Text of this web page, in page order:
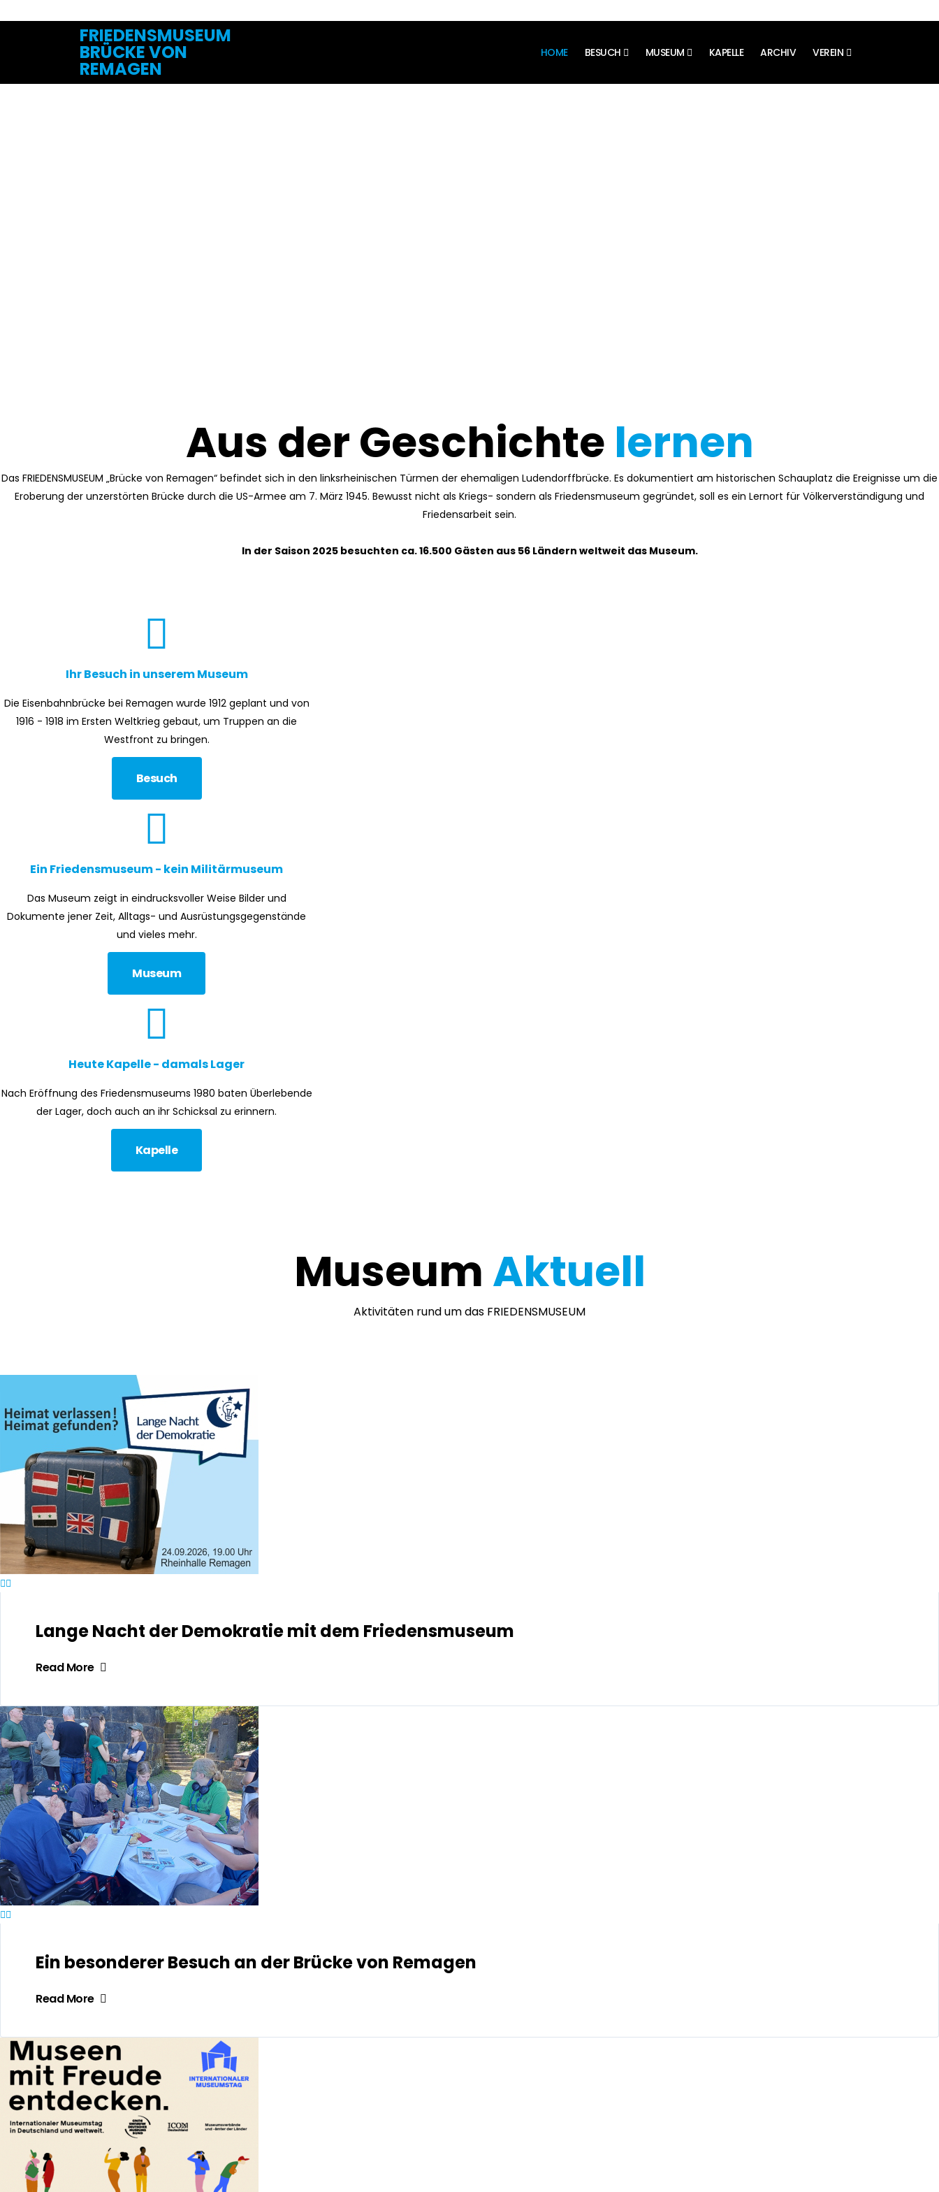
FRIEDENSMUSEUM
BRÜCKE VON
REMAGEN
HOME BESUCH MUSEUM KAPELLE ARCHIV VEREIN
VON DAMALS ...
Aus der Geschichte lernen
Das FRIEDENSMUSEUM „Brücke von Remagen“ befindet sich in den linksrheinischen Türmen der ehemaligen Ludendorffbrücke. Es dokumentiert am historischen Schauplatz die Ereignisse um die
Eroberung der unzerstörten Brücke durch die US-Armee am 7. März 1945. Bewusst nicht als Kriegs- sondern als Friedensmuseum gegründet, soll es ein Lernort für Völkerverständigung und
Friedensarbeit sein.
In der Saison 2025 besuchten ca. 16.500 Gästen aus 56 Ländern weltweit das Museum.
Ihr Besuch in unserem Museum
Die Eisenbahnbrücke bei Remagen wurde 1912 geplant und von
1916 - 1918 im Ersten Weltkrieg gebaut, um Truppen an die
Westfront zu bringen.
Besuch
Ein Friedensmuseum - kein Militärmuseum
Das Museum zeigt in eindrucksvoller Weise Bilder und
Dokumente jener Zeit, Alltags- und Ausrüstungsgegenstände
und vieles mehr.
Museum
Heute Kapelle - damals Lager
Nach Eröffnung des Friedensmuseums 1980 baten Überlebende
der Lager, doch auch an ihr Schicksal zu erinnern.
Kapelle
Museum Aktuell
Aktivitäten rund um das FRIEDENSMUSEUM
Lange Nacht der Demokratie mit dem Friedensmuseum
Read More
Ein besonderer Besuch an der Brücke von Remagen
Read More